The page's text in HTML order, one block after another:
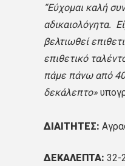
“Εύχομαι καλή
αδικαιολόγητα.
βελτιωθεί
επιθετικό
πάμε πάνω από
δεκάλεπτο»
ΔΙΑΙΤΗΤΕΣ:
ΔΕΚΑΛΕΠΤΑ: 32-